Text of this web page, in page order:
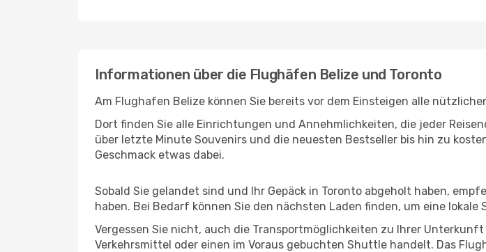
Informationen über die Flughäfen Belize und Toronto
Am Flughafen Belize können Sie bereits vor dem Einsteigen alle
Dort finden Sie alle Einrichtungen und Annehmlichkeiten, die jeder
über letzte Minute Souvenirs und die neuesten Bestseller bis hin zu
Geschmack etwas dabei.
Sobald Sie gelandet sind und Ihr Gepäck in Toronto abgeholt haben,
haben. Bei Bedarf können Sie den nächsten Laden finden, um eine
Vergessen Sie nicht, auch die Transportmöglichkeiten zu Ihrer
Verkehrsmittel oder einen im Voraus gebuchten Shuttle handelt. Das